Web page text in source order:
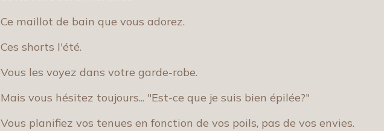
Ce maillot de bain que vous adorez.
Ces shorts l'été.
Vous les voyez dans votre garde-robe.
Mais vous hésitez toujours... "Est-ce que je suis bien épilée?"
Vous planifiez vos tenues en fonction de vos poils, pas de vos envies.